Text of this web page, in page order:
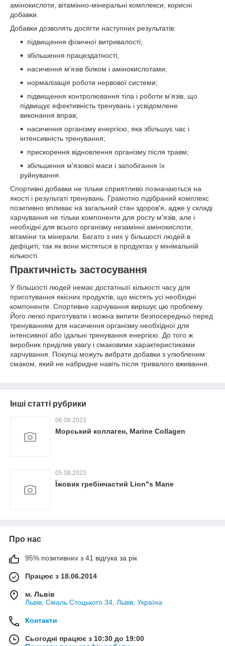
амінокислоти, вітамінно-мінеральні комплекси, корисні
добавки.
Добавки дозволять досягти наступних результатів:
підвищення фізичної витривалості;
збільшення працездатності;
насичення м'язів білком і амінокислотами;
нормалізація роботи нервової системи;
підвищення контролювання тіла і роботи м'язів, що
підвищує ефективність тренувань і усвідомлене
виконання вправ;
насичення організму енергією, яка збільшує час і
інтенсивність тренування;
прискорення відновлення організму після травм;
збільшення м'язової маси і запобігання їх
руйнування.
Спортивні добавки не тільки сприятливо позначаються на
якості і результаті тренувань. Грамотно підібраний комплекс
позитивно впливає на загальний стан здоров'я, адже у складі
харчування не тільки компоненти для росту м'язів, але і
необхідні для всього організму незамінні амінокислоти,
вітаміни та мінерали. Багато з них у більшості людей в
дефіциті, так як вони містяться в продуктах у мінімальній
кількості.
Практичність застосування
У більшості людей немає достатньої кількості часу для
приготування якісних продуктів, що містять усі необхідні
компоненти. Спортивне харчування вирішує цю проблему.
Його легко приготувати і можна випити безпосередньо перед
тренуванням для насичення організму необхідної для
інтенсивної або їдальні тренування енергією. До того ж
виробник приділив увагу і смаковими характеристиками
харчування. Покупці можуть вибрати добавки з улюбленим
смаком, який не набридне навіть після тривалого вживання.
Інші статті рубрики
06.08.2023
Морський коллаген, Marine Collagen
05.08.2023
Їжовик гребінчастий Lion"s Mane
Про нас
95% позитивних з 41 відгука за рік
Працює з 18.06.2014
м. Львів
Львів, Смаль Стоцького 34, Львів, Україна
Контакти
Сьогодні працює з 10:30 до 19:00